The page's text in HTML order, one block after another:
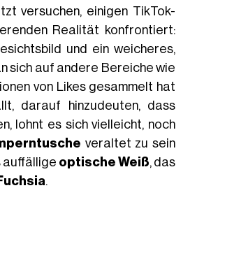
versuchen, einigen TikTok-
Realität konfrontiert:
und ein weicheres,
sich auf andere Bereiche wie
von Likes gesammelt hat
darauf hinzudeuten, dass
lohnt es sich vielleicht, noch
veraltet zu sein
auffällige optische Weiß, das
.